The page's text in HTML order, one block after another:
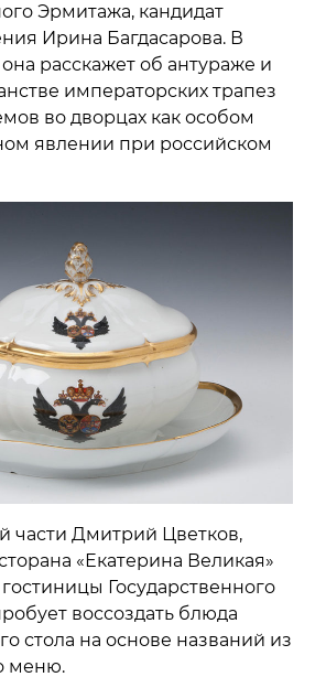
Эрмитажа, кандидат
Ирина Багдасарова. В
расскажет об антураже и
императорских трапез
во дворцах как особом
явлении при российском
части Дмитрий Цветков,
«Екатерина Великая»
Государственного
воссоздать блюда
стола на основе названий из
меню.